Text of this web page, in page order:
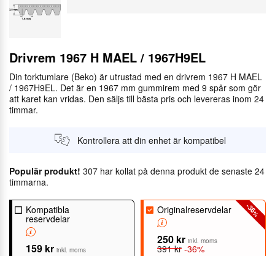
Drivrem 1967 H MAEL / 1967H9EL
Din torktumlare (Beko) är utrustad med en drivrem 1967 H MAEL
/ 1967H9EL. Det är en 1967 mm gummirem med 9 spår som gör
att karet kan vridas. Den säljs till bästa pris och levereras inom 24
timmar.
Kontrollera att din enhet är kompatibel
Populär produkt! 307 har kollat på denna produkt de senaste 24
timmarna.
Kompatibla
reservdelar
159 kr inkl. moms
-36
%
Originalreservdelar
250 kr inkl. moms
391 kr -36%